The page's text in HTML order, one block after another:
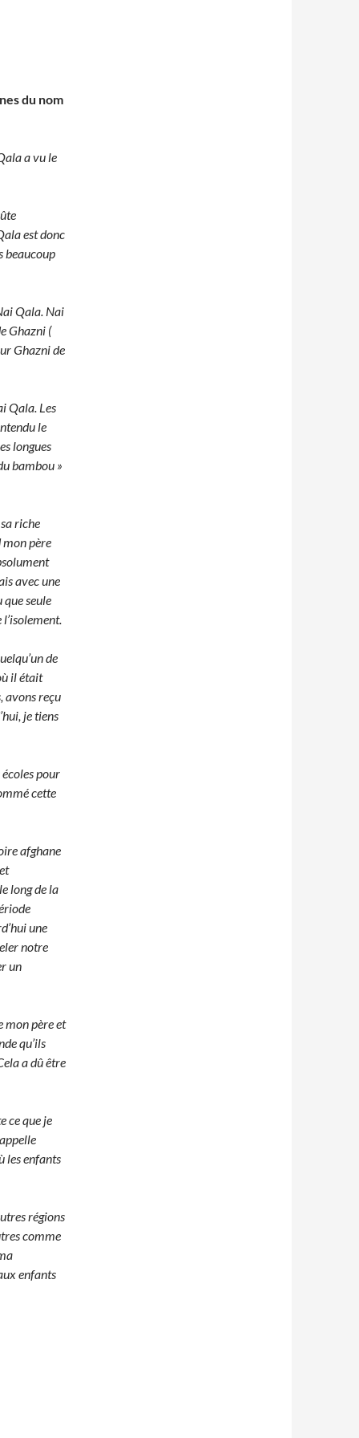
du nom
a vu le
est donc
beaucoup
Qala. Nai
Ghazni (
Ghazni de
Qala. Les
le
longues
bambou »
riche
mon père
avec une
que seule
de
il était
avons reçu
je tiens
pour
cette
afghane
long de la
une
notre
un
mon père et
qu’ils
a dû être
ce que je
les enfants
régions
comme
enfants